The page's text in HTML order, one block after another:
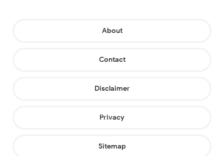
About
Contact
Disclaimer
Privacy
Sitemap